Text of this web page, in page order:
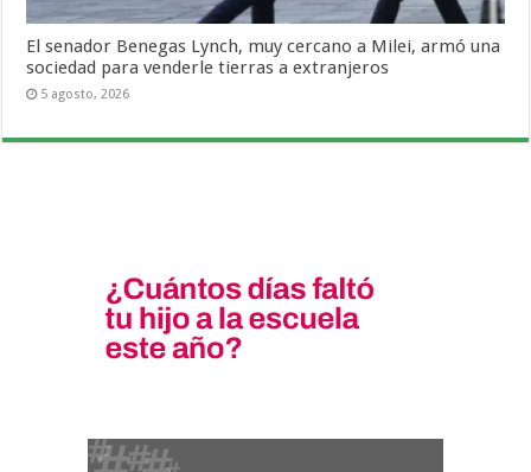
El senador Benegas Lynch, muy cercano a Milei, armó una
sociedad para venderle tierras a extranjeros
5 agosto, 2026